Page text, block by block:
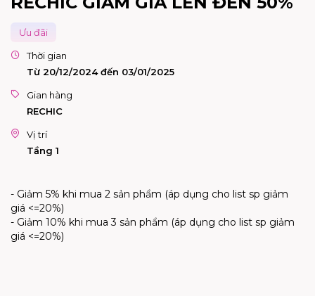
Ưu đãi
Thời gian
Từ 20/12/2024 đến 03/01/2025
Gian hàng
RECHIC
Vị trí
Tầng 1
- Giảm 5% khi mua 2 sản phẩm (áp dụng cho list sp giảm
giá <=20%)
- Giảm 10% khi mua 3 sản phẩm (áp dụng cho list sp giảm
giá <=20%)